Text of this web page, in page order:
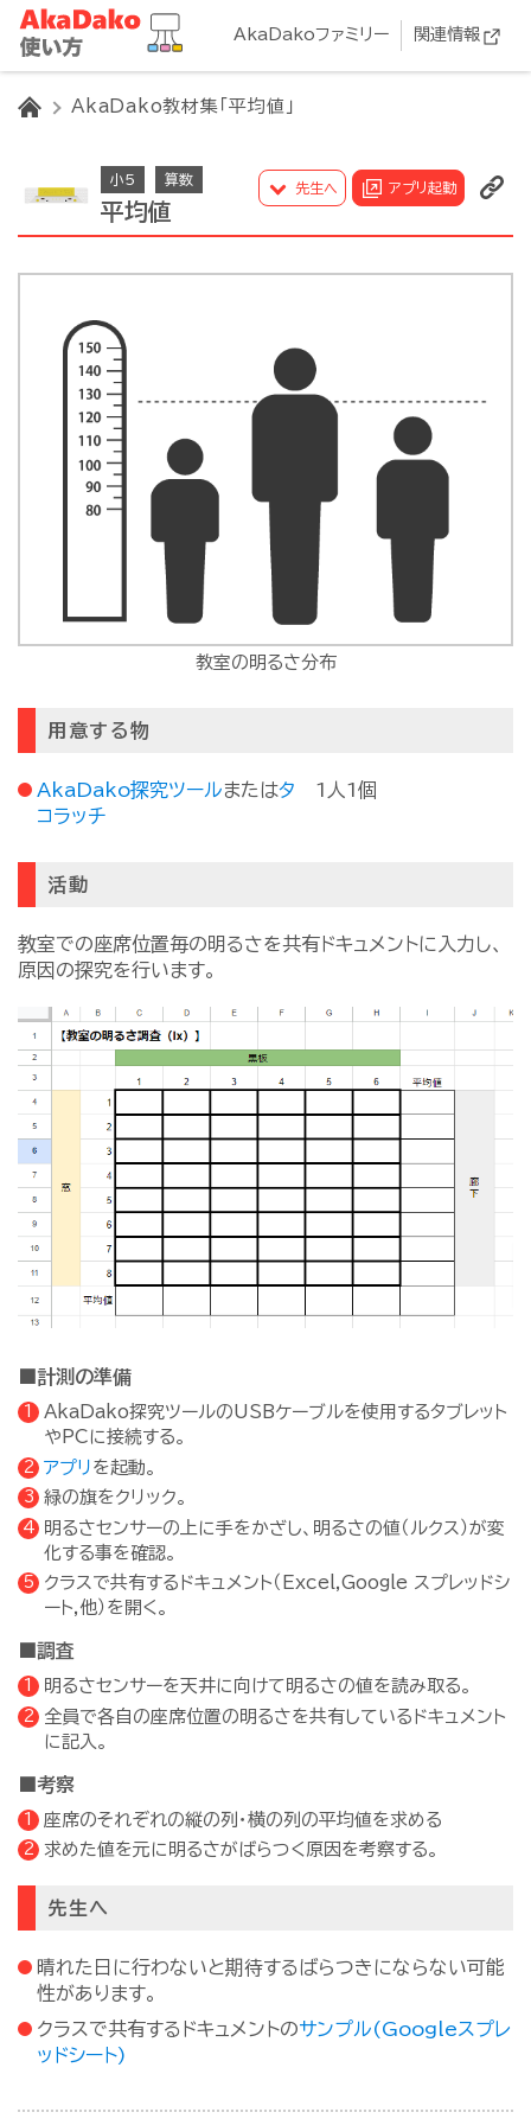
AkaDakoファミリー 関連情報
HOME
AkaDako教材集「平均値」
小5 算数
平均値
先生へ アプリ起動
教室の明るさ分布
用意する物
AkaDako探究ツールまたはタ
コラッチ
1人1個
活動
教室での座席位置毎の明るさを共有ドキュメントに入力し、
原因の探究を行います。
■計測の準備
AkaDako探究ツールのUSBケーブルを使用するタブレット
やPCに接続する。
アプリ を起動。
緑の旗をクリック。
明るさセンサーの上に手をかざし、明るさの値（ルクス）が変
化する事を確認。
クラスで共有するドキュメント（Excel,Google スプレッドシ
ート,他）を開く。
■調査
明るさセンサーを天井に向けて明るさの値を読み取る。
全員で各自の座席位置の明るさを共有しているドキュメント
に記入。
■考察
座席のそれぞれの縦の列・横の列の平均値を求める
求めた値を元に明るさがばらつく原因を考察する。
先生へ
晴れた日に行わないと期待するばらつきにならない可能
性があります。
クラスで共有するドキュメントのサンプル(Googleスプレ
ッドシート)